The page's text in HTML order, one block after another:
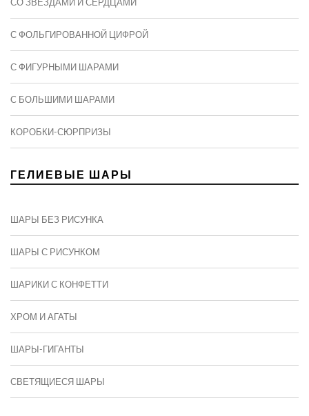
С ФОЛЬГИРОВАННОЙ ЦИФРОЙ
С ФИГУРНЫМИ ШАРАМИ
C БОЛЬШИМИ ШАРАМИ
КОРОБКИ-СЮРПРИЗЫ
ГЕЛИЕВЫЕ ШАРЫ
ШАРЫ БЕЗ РИСУНКА
ШАРЫ С РИСУНКОМ
ШАРИКИ С КОНФЕТТИ
ХРОМ И АГАТЫ
ШАРЫ-ГИГАНТЫ
СВЕТЯЩИЕСЯ ШАРЫ